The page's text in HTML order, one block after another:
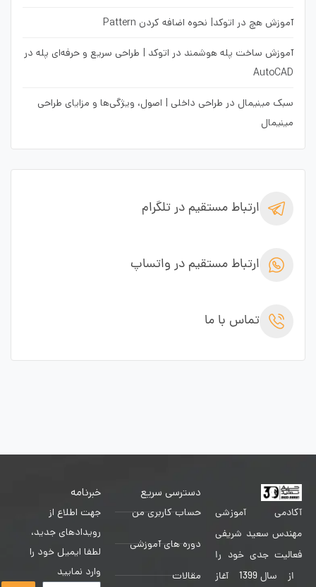
آموزش هچ در اتوکد| نحوه اضافه کردن Pattern
آموزش ساخت پله هوشمند در اتوکد | طراحی سریع و حرفه‌ای پله در
AutoCAD
سبک مینیمال در طراحی داخلی | اصول، ویژگی‌ها و مزایای طراحی
مینیمال
ارتباط مستقیم در تلگرام
ارتباط مستقیم در واتساپ
تماس با ما
آکادمی آموزشی
مهندس سعید شریفی
فعالیت جدی خود را
از سال 1399 آغاز
دسترسی سریع
حساب کاربری من
دوره های آموزشی
مقالات
خبرنامه
جهت اطلاع از
رویدادهای جدید،
لطفا ایمیل خود را
وارد نمایید